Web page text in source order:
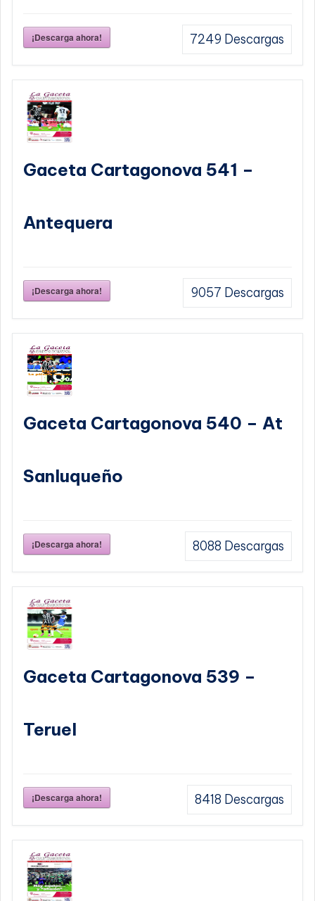
¡Descarga ahora! 7249 Descargas
Gaceta Cartagonova 541 –
Antequera
¡Descarga ahora! 9057 Descargas
Gaceta Cartagonova 540 – At
Sanluqueño
¡Descarga ahora! 8088 Descargas
Gaceta Cartagonova 539 –
Teruel
¡Descarga ahora! 8418 Descargas